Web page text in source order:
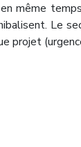
même
Le
projet